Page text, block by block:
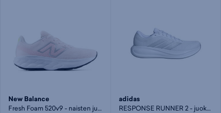
New Balance
Fresh Foam 520v9 - naisten juoksukengät
adidas
RESPONSE RUNNER 2 - juoksukengät